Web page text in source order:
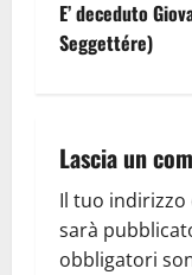
E’ deceduto
Seggettére)
Lascia un
Il tuo indirizzo
sarà
obbligatori